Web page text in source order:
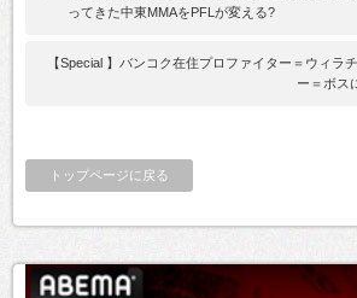
ってきた中東MMAをPFLが変える?
【Special 】バンコク在住プロファイター＝ウィラ
ー＝ボス
トップページに戻る